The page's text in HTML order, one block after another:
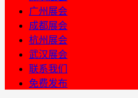
广州展会
成都展会
杭州展会
武汉展会
联系我们
免费发布